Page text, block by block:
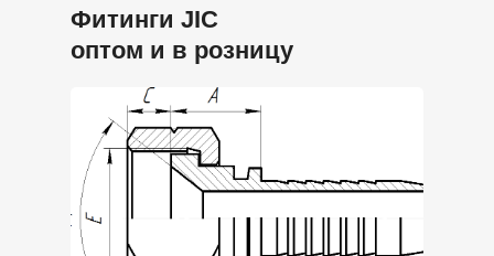
Фитинги JIC
оптом и в розницу